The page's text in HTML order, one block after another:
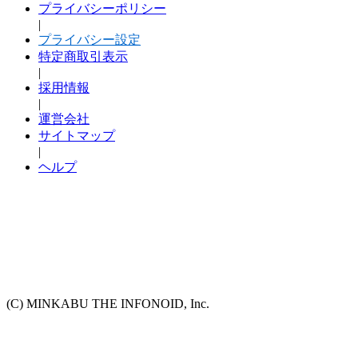
プライバシーポリシー
|
プライバシー設定
特定商取引表示
|
採用情報
|
運営会社
サイトマップ
|
ヘルプ
(C) MINKABU THE INFONOID, Inc.